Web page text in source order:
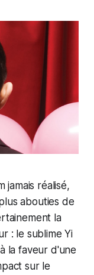
jamais réalisé,
abouties de
la
: le sublime Yi
la faveur d'une
sur le